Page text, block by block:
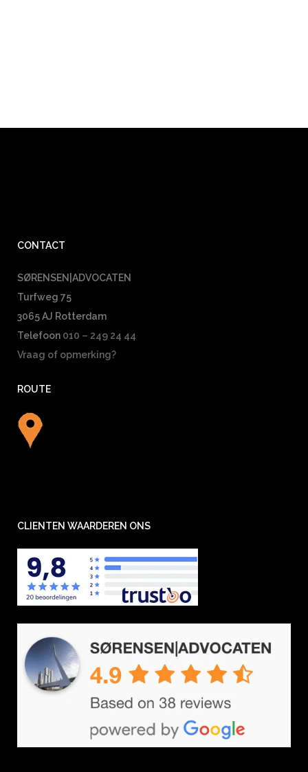
CONTACT
SØRENSEN|ADVOCATEN
Turfweg 75
3065 AJ Rotterdam
Telefoon 010 – 249 24 44
Vraag of opmerking?
ROUTE
CLIENTEN WAARDEREN ONS